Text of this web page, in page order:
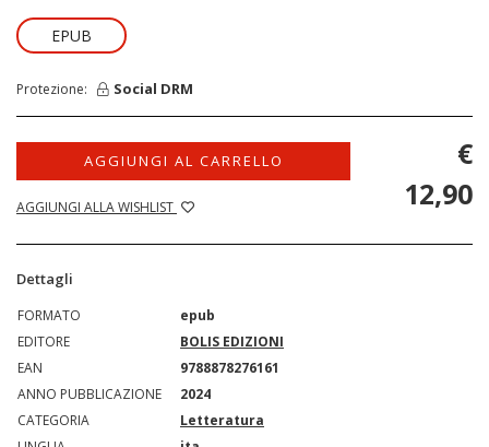
EPUB
Protezione: Social DRM
AGGIUNGI AL CARRELLO
AGGIUNGI ALLA WISHLIST
€
12,90
Dettagli
FORMATO
epub
EDITORE
BOLIS EDIZIONI
EAN
9788878276161
ANNO PUBBLICAZIONE
2024
CATEGORIA
Letteratura